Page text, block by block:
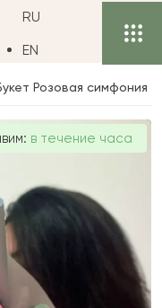
RU
EN
Розовая симфония
в течение часа